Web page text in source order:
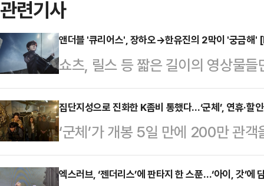
관련기사
앤더블 '큐리어스', 장하오→한유진의 2막이 '궁금해'
쇼츠, 릴스 등 짧은 길이의 영상물
상징과 그들의 세계관, 서사를 곱씹
시리즈를 통해 아티스트가 담아낸 '
보려 합니다. 뮤직비디오 속 이야기
를 통해 좋아하는 가수의 음악을 더
미를 알게 될 것입니다. <편집자
집단지성으로 진화한 K좀비 통했다…‘군체’, 연휴·할
‘군체’가 개봉 5일 만에 200만 관
행 속도를 기록했다. 27일 영화진
면 ‘군체’는 이날 기준 누적 관객
엑스러브, ‘젠더리스’에 판타지 한 스푼…‘아이, 갓’에